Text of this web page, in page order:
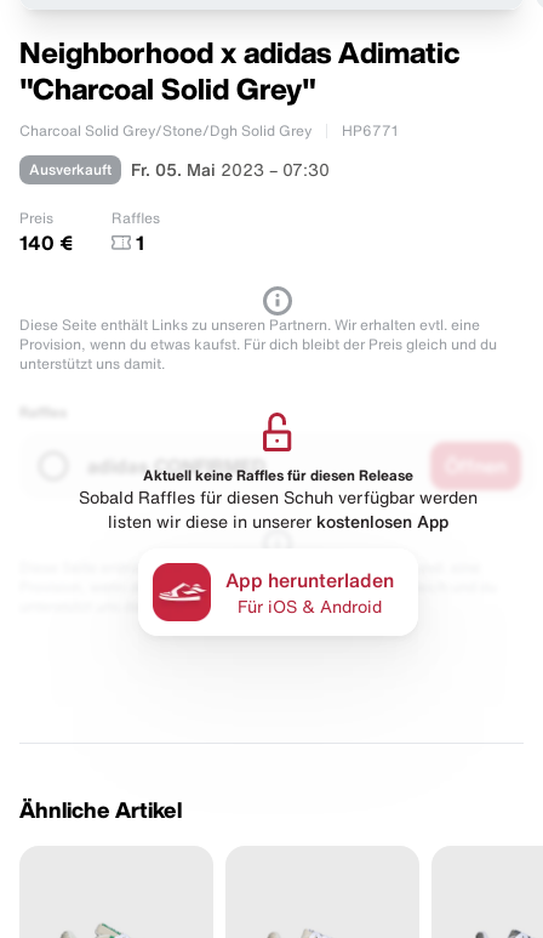
Neighborhood x adidas Adimatic
"Charcoal Solid Grey"
Charcoal Solid Grey/Stone/Dgh Solid Grey HP6771
Ausverkauft Fr. 05. Mai 2023 – 07:30
Preis
140 €
Raffles
1
Diese Seite enthält Links zu unseren Partnern. Wir erhalten evtl. eine
Provision, wenn du etwas kaufst. Für dich bleibt der Preis gleich und du
unterstützt uns damit.
adidas CONFIRMED
Diese Seite enthält Links zu unseren Partnern. Wir erhalten evtl. eine
Provision, wenn du etwas kaufst. Für dich bleibt der Preis gleich und du
unterstützt uns damit.
Aktuell keine Raffles für diesen Release
Sobald Raffles für diesen Schuh verfügbar werden
listen wir diese in unserer kostenlosen App
App herunterladen
Für iOS & Android
Ähnliche Artikel